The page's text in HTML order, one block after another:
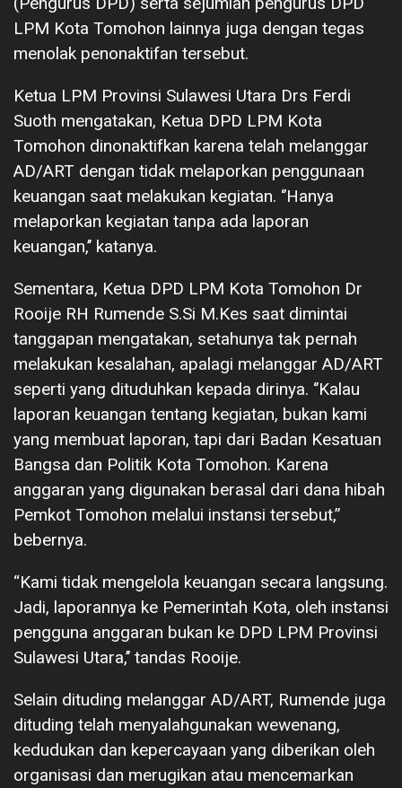
LPM Kota Tomohon lainnya juga dengan tegas
menolak penonaktifan tersebut.
Ketua LPM Provinsi Sulawesi Utara Drs Ferdi
Suoth mengatakan, Ketua DPD LPM Kota
Tomohon dinonaktifkan karena telah melanggar
AD/ART dengan tidak melaporkan penggunaan
keuangan saat melakukan kegiatan. ‘’Hanya
melaporkan kegiatan tanpa ada laporan
keuangan,’’ katanya.
Sementara, Ketua DPD LPM Kota Tomohon Dr
Rooije RH Rumende S.Si M.Kes saat dimintai
tanggapan mengatakan, setahunya tak pernah
melakukan kesalahan, apalagi melanggar AD/ART
seperti yang dituduhkan kepada dirinya. ‘’Kalau
laporan keuangan tentang kegiatan, bukan kami
yang membuat laporan, tapi dari Badan Kesatuan
Bangsa dan Politik Kota Tomohon. Karena
anggaran yang digunakan berasal dari dana hibah
Pemkot Tomohon melalui instansi tersebut,”
bebernya.
“Kami tidak mengelola keuangan secara langsung.
Jadi, laporannya ke Pemerintah Kota, oleh instansi
pengguna anggaran bukan ke DPD LPM Provinsi
Sulawesi Utara,’’ tandas Rooije.
Selain dituding melanggar AD/ART, Rumende juga
dituding telah menyalahgunakan wewenang,
kedudukan dan kepercayaan yang diberikan oleh
organisasi dan merugikan atau mencemarkan